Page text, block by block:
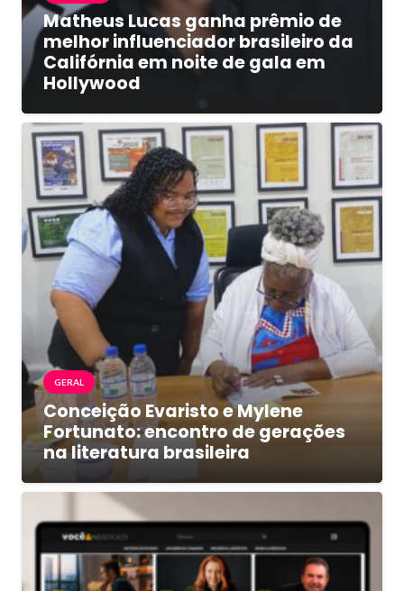
Matheus Lucas ganha prêmio de
melhor influenciador brasileiro da
Califórnia em noite de gala em
Hollywood
GERAL
Conceição Evaristo e Mylene
Fortunato: encontro de gerações
na literatura brasileira